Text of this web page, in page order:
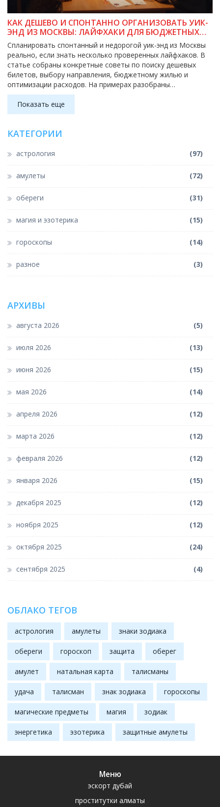
КАК ДЕШЕВО И СПОНТАННО ОРГАНИЗОВАТЬ УИК-
ЭНД ИЗ МОСКВЫ: ЛАЙФХАКИ ДЛЯ БЮДЖЕТНЫХ
ПУТЕШЕСТВЕННИКОВ
Спланировать спонтанный и недорогой уик-энд из Москвы
реально, если знать несколько проверенных лайфхаков. В
статье собраны конкретные советы по поиску дешевых
билетов, выбору направления, бюджетному жилью и
оптимизации расходов. На примерах разобраны
подходящие маршруты и способы быстро собрать вещи и
документы даже в пятницу вечером. Карманные подборки
лучших приложений и прямые ссылки помогут спонтанно
Показать еще
КАТЕГОРИИ
астрология (97)
амулеты (72)
обереги (31)
магия и эзотерика (15)
гороскопы (14)
разное (3)
АРХИВЫ
августа 2026 (5)
июля 2026 (13)
июня 2026 (15)
мая 2026 (14)
апреля 2026 (12)
марта 2026 (12)
февраля 2026 (12)
января 2026 (15)
декабря 2025 (12)
ноября 2025 (12)
октября 2025 (24)
сентября 2025 (4)
ОБЛАКО ТЕГОВ
астрология амулеты знаки зодиака
обереги гороскоп защита оберег
амулет натальная карта талисманы
удача талисман знак зодиака гороскопы
магические предметы магия зодиак
энергетика эзотерика защитные амулеты
Меню
эскорт дубай
проститутки алматы